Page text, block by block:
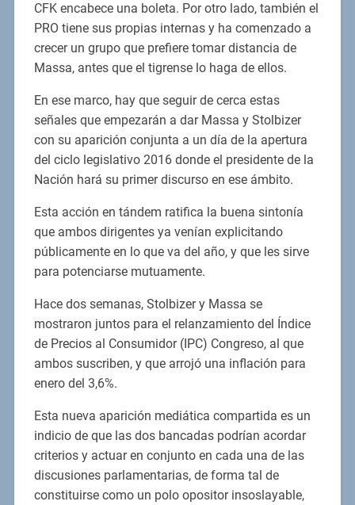
CFK encabece una boleta. Por otro lado, también el
PRO tiene sus propias internas y ha comenzado a
crecer un grupo que prefiere tomar distancia de
Massa, antes que el tigrense lo haga de ellos.
En ese marco, hay que seguir de cerca estas
señales que empezarán a dar Massa y Stolbizer
con su aparición conjunta a un día de la apertura
del ciclo legislativo 2016 donde el presidente de la
Nación hará su primer discurso en ese ámbito.
Esta acción en tándem ratifica la buena sintonía
que ambos dirigentes ya venían explicitando
públicamente en lo que va del año, y que les sirve
para potenciarse mutuamente.
Hace dos semanas, Stolbizer y Massa se
mostraron juntos para el relanzamiento del Índice
de Precios al Consumidor (IPC) Congreso, al que
ambos suscriben, y que arrojó una inflación para
enero del 3,6%.
Esta nueva aparición mediática compartida es un
indicio de que las dos bancadas podrían acordar
criterios y actuar en conjunto en cada una de las
discusiones parlamentarias, de forma tal de
constituirse como un polo opositor insoslayable,